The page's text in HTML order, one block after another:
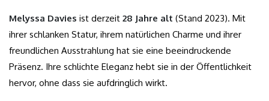
Melyssa Davies ist derzeit 28 Jahre alt (Stand 2023). Mit
ihrer schlanken Statur, ihrem natürlichen Charme und ihrer
freundlichen Ausstrahlung hat sie eine beeindruckende
Präsenz. Ihre schlichte Eleganz hebt sie in der Öffentlichkeit
hervor, ohne dass sie aufdringlich wirkt.